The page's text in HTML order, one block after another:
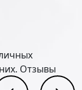
Отзывы